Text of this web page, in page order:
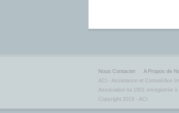
Nous Contacter
A Propos de
ACI - Assistance et Conseil Aux
Association loi 1901 enregistrée
Copyright 2019 - ACI.